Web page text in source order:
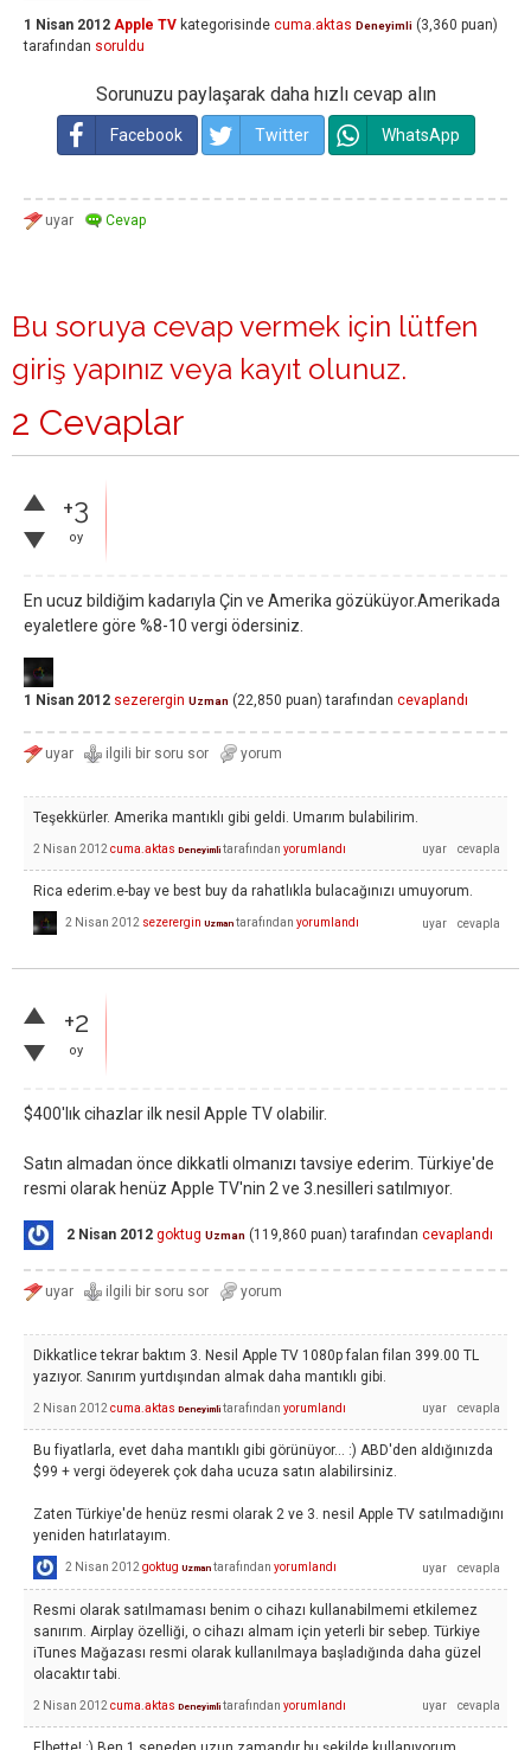
1 Nisan 2012 Apple TV kategorisinde cuma.aktas Deneyimli (3,360 puan)
tarafından soruldu
Sorunuzu paylaşarak daha hızlı cevap alın
Facebook Twitter WhatsApp
Bu soruya cevap vermek için lütfen
giriş yapınız veya kayıt olunuz.
2 Cevaplar
+3
oy
En ucuz bildiğim kadarıyla Çin ve Amerika gözüküyor.Amerikada
eyaletlere göre %8-10 vergi ödersiniz.
1 Nisan 2012 sezerergin Uzman (22,850 puan) tarafından cevaplandı
Teşekkürler. Amerika mantıklı gibi geldi. Umarım bulabilirim.
2 Nisan 2012 cuma.aktas Deneyimli tarafından yorumlandı
Rica ederim.e-bay ve best buy da rahatlıkla bulacağınızı umuyorum.
2 Nisan 2012 sezerergin Uzman tarafından yorumlandı
+2
oy
$400'lık cihazlar ilk nesil Apple TV olabilir.
Satın almadan önce dikkatli olmanızı tavsiye ederim. Türkiye'de
resmi olarak henüz Apple TV'nin 2 ve 3.nesilleri satılmıyor.
2 Nisan 2012 goktug Uzman (119,860 puan) tarafından cevaplandı
Dikkatlice tekrar baktım 3. Nesil Apple TV 1080p falan filan 399.00 TL
yazıyor. Sanırım yurtdışından almak daha mantıklı gibi.
2 Nisan 2012 cuma.aktas Deneyimli tarafından yorumlandı
Bu fiyatlarla, evet daha mantıklı gibi görünüyor... :) ABD'den aldığınızda
$99 + vergi ödeyerek çok daha ucuza satın alabilirsiniz.
Zaten Türkiye'de henüz resmi olarak 2 ve 3. nesil Apple TV satılmadığını
yeniden hatırlatayım.
2 Nisan 2012 goktug Uzman tarafından yorumlandı
Resmi olarak satılmaması benim o cihazı kullanabilmemi etkilemez
sanırım. Airplay özelliği, o cihazı almam için yeterli bir sebep. Türkiye
iTunes Mağazası resmi olarak kullanılmaya başladığında daha güzel
olacaktır tabi.
2 Nisan 2012 cuma.aktas Deneyimli tarafından yorumlandı